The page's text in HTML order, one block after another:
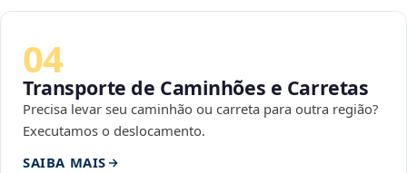
04
Transporte de Caminhões e Carretas
Precisa levar seu caminhão ou carreta para outra região?
Executamos o deslocamento.
SAIBA MAIS